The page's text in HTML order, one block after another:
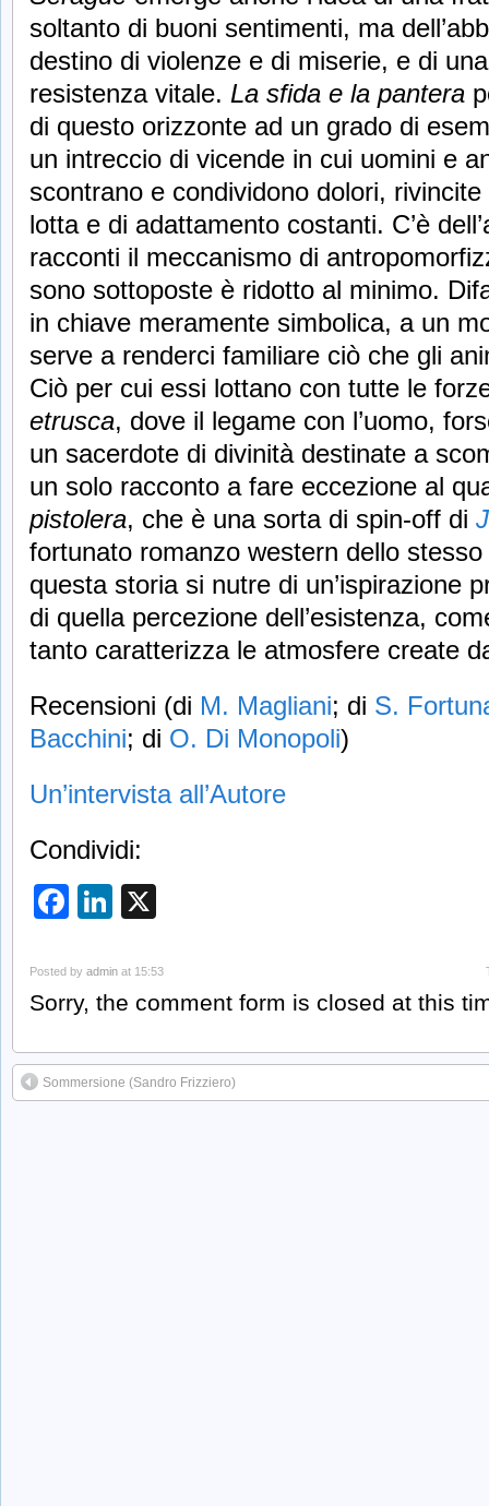
soltanto di buoni sentimenti, ma
destino di violenze e di miserie, e di
resistenza vitale. La sfida e la pantera
di questo orizzonte ad un grado di
un intreccio di vicende in cui uomini e
scontrano e condividono dolori,
lotta e di adattamento costanti. C’è
racconti il meccanismo di
sono sottoposte è ridotto al minimo.
in chiave meramente simbolica, a un
serve a renderci familiare ciò che gli
Ciò per cui essi lottano con tutte le
etrusca, dove il legame con l’uomo,
un sacerdote di divinità destinate a
un solo racconto a fare eccezione al
pistolera, che è una sorta di spin-off di
fortunato romanzo western dello
questa storia si nutre di un’ispirazione
di quella percezione dell’esistenza,
tanto caratterizza le atmosfere create
Recensioni (di M. Magliani; di S.
Bacchini; di O. Di Monopoli)
Un’intervista all’Autore
Condividi:
Facebook
LinkedIn
Posted by admin at 15:53
Sorry, the comment form is closed at this
Sommersione (Sandro Frizziero)